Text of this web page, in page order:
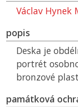
Václav Hynek
popis
Deska je
portrét
bronzové
památková